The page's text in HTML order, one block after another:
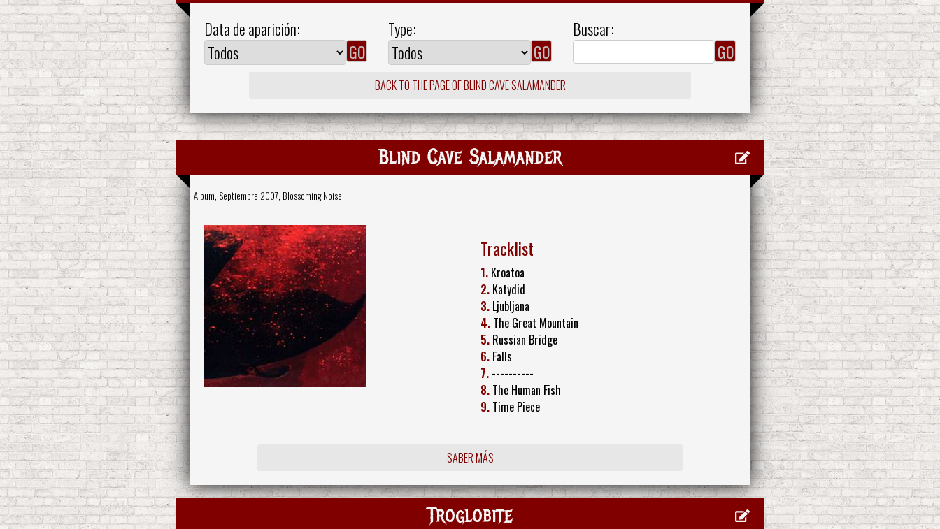
Data de aparición: Type: Buscar:
BACK TO THE PAGE OF BLIND CAVE SALAMANDER
Blind Cave Salamander
Album, Septiembre 2007, Blossoming Noise
Tracklist
1. Kroatoa
2. Katydid
3. Ljubljana
4. The Great Mountain
5. Russian Bridge
6. Falls
7. ----------
8. The Human Fish
9. Time Piece
SABER MÁS
Troglobite